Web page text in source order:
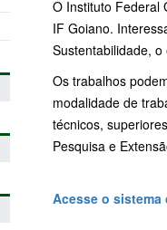
O Instituto Federal
IF Goiano.
Sustentabilidade,
Os trabalhos
modalidade de
técnicos,
Pesquisa e
Acesse o